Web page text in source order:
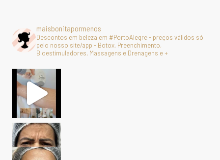
maisbonitapormenos
Descontos em beleza em #PortoAlegre - preços válidos só
pelo nosso site/app - Botox, Preenchimento,
Bioestimuladores, Massagens e Drenagens e +